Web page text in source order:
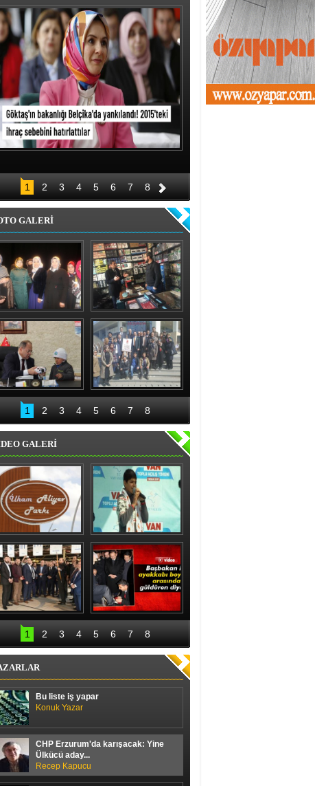
1 2 3 4 5 6 7 8
GALERİ
kadınlardan
'evet' sözü
Recep Aydın ve ekibi
geceli gündüzlü
çalışıyor
Bakan Akdağ
Oltu’da
Palandöken İlçe
Başkanlığından 15
Temmuz kahraman
kadınlar sergisi
1 2 3 4 5 6 7 8
GALERİ
İlham Aliyev Parkı
Törenle Açıldı
Vanlı çocuk gülme
krizine soktu
Erdoğan hedefi
12’den vurdu
Başbakan ile
ayakkabı boyacısı
arasında güldüren
diyalog
1 2 3 4 5 6 7 8
Bu liste iş yapar
Konuk Yazar
CHP Erzurum'da karışacak: Yine
Ülkücü aday...
Recep Kapucu